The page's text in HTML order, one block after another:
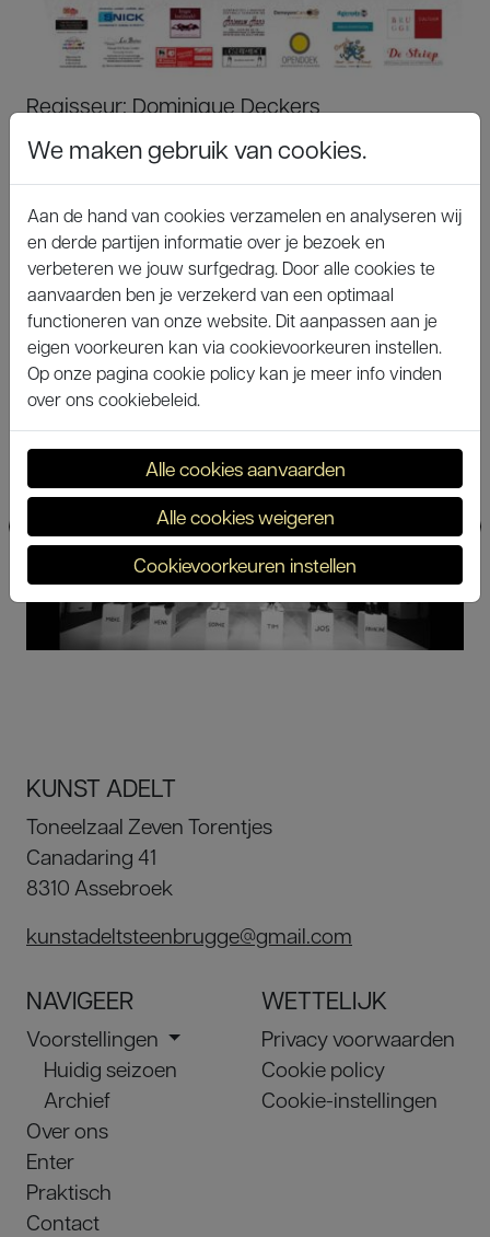
Regisseur: Dominique Deckers
Auteur: Haye van der Heyden
Spelers: Barbara Axters, Mathieu de Meyer,
Thijs Vandaele, Sis Vandenbroucke, Lore
Van Glabeke en Clara Vermeersch
Speeldata: 2, 8, 9, 14, 15 en 16 december 2017
in de toneelzaal van de kinderboerderij 'De
Zeven Torentjes'
KUNST ADELT
Toneelzaal Zeven Torentjes
Canadaring 41
8310 Assebroek
kunstadeltsteenbrugge@gmail.com
NAVIGEER
Voorstellingen
Huidig seizoen
Archief
Over ons
Enter
Praktisch
Contact
WETTELIJK
Privacy voorwaarden
Cookie policy
Cookie-instellingen
We maken gebruik van cookies.
Aan de hand van cookies verzamelen en analyseren wij
en derde partijen informatie over je bezoek en
verbeteren we jouw surfgedrag. Door alle cookies te
aanvaarden ben je verzekerd van een optimaal
functioneren van onze website. Dit aanpassen aan je
eigen voorkeuren kan via cookievoorkeuren instellen.
Op onze pagina cookie policy kan je meer info vinden
over ons cookiebeleid.
Alle cookies aanvaarden
Alle cookies weigeren
Cookievoorkeuren instellen